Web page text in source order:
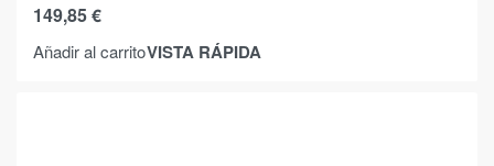
149,85€
Añadir al carritoVISTA RÁPIDA